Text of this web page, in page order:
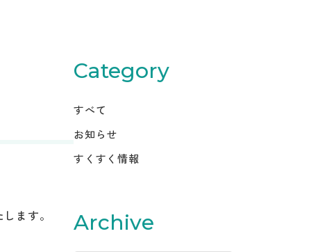
ます。
Category
すべて
お知らせ
すくすく情報
Archive